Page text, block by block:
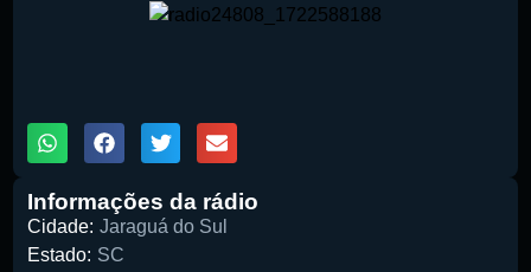
Informações da rádio
Cidade: Jaraguá do Sul
Estado: SC